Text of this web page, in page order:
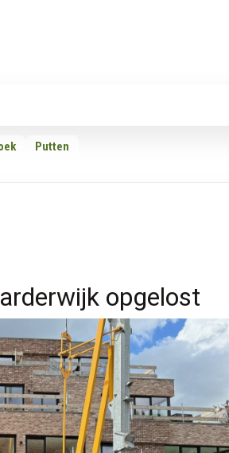
Putten
opgelost